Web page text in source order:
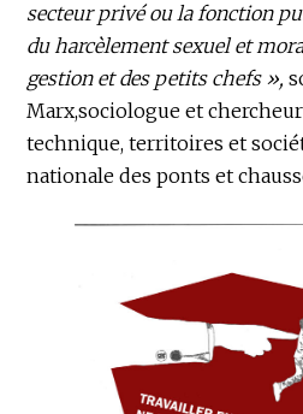
secteur privé ou la fonction
du harcèlement sexuel et
gestion et des petits chefs »,
Marx,sociologue et
technique, territoires et
nationale des ponts et